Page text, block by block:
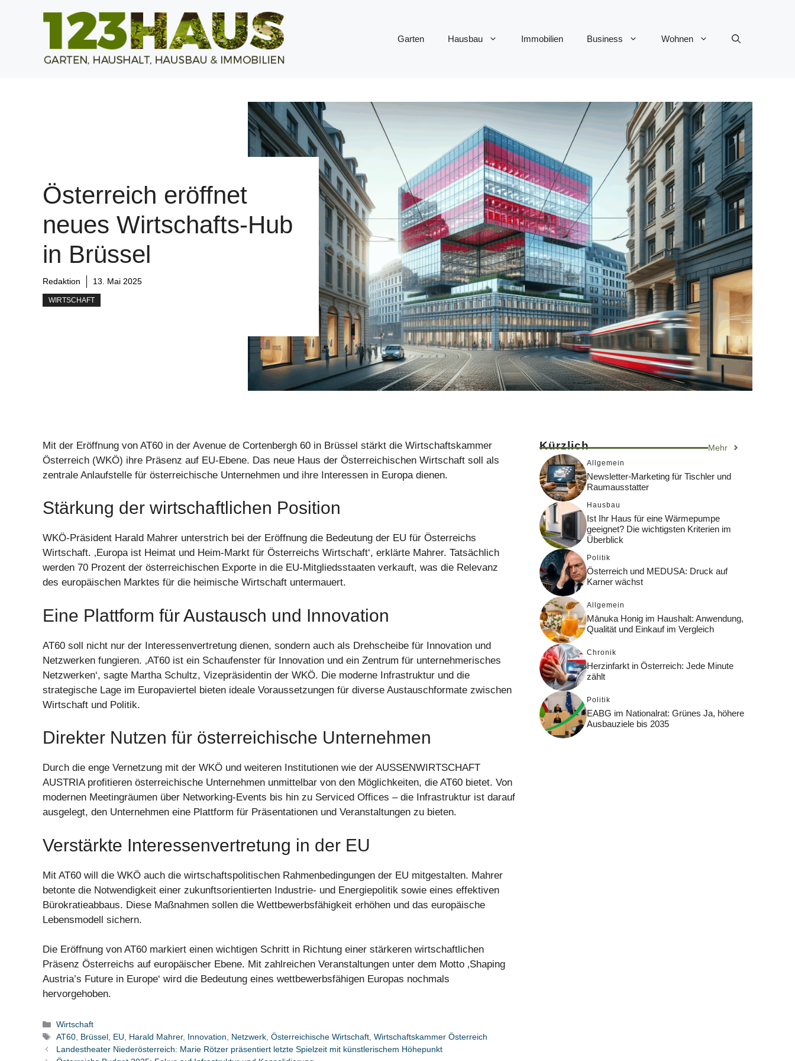
Garten Hausbau Immobilien Business Wohnen
Österreich eröffnet
neues Wirtschafts-Hub
in Brüssel
Redaktion 13. Mai 2025
WIRTSCHAFT
Mit der Eröffnung von AT60 in der Avenue de Cortenbergh 60 in Brüssel stärkt die Wirtschaftskammer
Österreich (WKÖ) ihre Präsenz auf EU-Ebene. Das neue Haus der Österreichischen Wirtschaft soll als
zentrale Anlaufstelle für österreichische Unternehmen und ihre Interessen in Europa dienen.
Stärkung der wirtschaftlichen Position
WKÖ-Präsident Harald Mahrer unterstrich bei der Eröffnung die Bedeutung der EU für Österreichs
Wirtschaft. ‚Europa ist Heimat und Heim-Markt für Österreichs Wirtschaft‘, erklärte Mahrer. Tatsächlich
werden 70 Prozent der österreichischen Exporte in die EU-Mitgliedsstaaten verkauft, was die Relevanz
des europäischen Marktes für die heimische Wirtschaft untermauert.
Eine Plattform für Austausch und Innovation
AT60 soll nicht nur der Interessenvertretung dienen, sondern auch als Drehscheibe für Innovation und
Netzwerken fungieren. ‚AT60 ist ein Schaufenster für Innovation und ein Zentrum für unternehmerisches
Netzwerken‘, sagte Martha Schultz, Vizepräsidentin der WKÖ. Die moderne Infrastruktur und die
strategische Lage im Europaviertel bieten ideale Voraussetzungen für diverse Austauschformate zwischen
Wirtschaft und Politik.
Direkter Nutzen für österreichische Unternehmen
Durch die enge Vernetzung mit der WKÖ und weiteren Institutionen wie der AUSSENWIRTSCHAFT
AUSTRIA profitieren österreichische Unternehmen unmittelbar von den Möglichkeiten, die AT60 bietet. Von
modernen Meetingräumen über Networking-Events bis hin zu Serviced Offices – die Infrastruktur ist darauf
ausgelegt, den Unternehmen eine Plattform für Präsentationen und Veranstaltungen zu bieten.
Verstärkte Interessenvertretung in der EU
Mit AT60 will die WKÖ auch die wirtschaftspolitischen Rahmenbedingungen der EU mitgestalten. Mahrer
betonte die Notwendigkeit einer zukunftsorientierten Industrie- und Energiepolitik sowie eines effektiven
Bürokratieabbaus. Diese Maßnahmen sollen die Wettbewerbsfähigkeit erhöhen und das europäische
Lebensmodell sichern.
Die Eröffnung von AT60 markiert einen wichtigen Schritt in Richtung einer stärkeren wirtschaftlichen
Präsenz Österreichs auf europäischer Ebene. Mit zahlreichen Veranstaltungen unter dem Motto ‚Shaping
Austria’s Future in Europe‘ wird die Bedeutung eines wettbewerbsfähigen Europas nochmals
hervorgehoben.
Kategorien
Wirtschaft
Schlagwörter
AT60, Brüssel, EU, Harald Mahrer, Innovation, Netzwerk,Österreichische Wirtschaft,Wirtschaftskammer Österreich
Landestheater Niederösterreich: Marie Rötzer präsentiert letzte Spielzeit mit künstlerischem Höhepunkt
Kürzlich Mehr
Allgemein
Newsletter-Marketing für Tischler und
Raumausstatter
Hausbau
Ist Ihr Haus für eine Wärmepumpe
geeignet? Die wichtigsten Kriterien im
Überblick
Politik
Österreich und MEDUSA: Druck auf
Karner wächst
Allgemein
Mānuka Honig im Haushalt: Anwendung,
Qualität und Einkauf im Vergleich
Chronik
Herzinfarkt in Österreich: Jede Minute
zählt
Politik
EABG im Nationalrat: Grünes Ja, höhere
Ausbauziele bis 2035